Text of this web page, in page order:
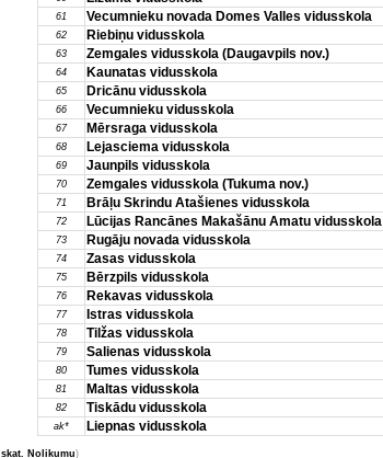
61 Vecumnieku novada Domes Valles vidusskola
62 Riebiņu vidusskola
63 Zemgales vidusskola (Daugavpils nov.)
64 Kaunatas vidusskola
65 Dricānu vidusskola
66 Vecumnieku vidusskola
67 Mērsraga vidusskola
68 Lejasciema vidusskola
69 Jaunpils vidusskola
70 Zemgales vidusskola (Tukuma nov.)
71 Brāļu Skrindu Atašienes vidusskola
72 Lūcijas Rancānes Makašānu Amatu vidusskola
73 Rugāju novada vidusskola
74 Zasas vidusskola
75 Bērzpils vidusskola
76 Rekavas vidusskola
77 Istras vidusskola
78 Tilžas vidusskola
79 Salienas vidusskola
80 Tumes vidusskola
81 Maltas vidusskola
82 Tiskādu vidusskola
ak* Liepnas vidusskola
skat. Nolikumu)